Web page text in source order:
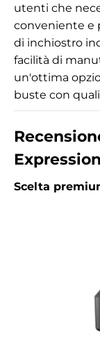
utenti che
conveniente e
di inchiostro
facilità di
un'ottima
buste con
Scelta